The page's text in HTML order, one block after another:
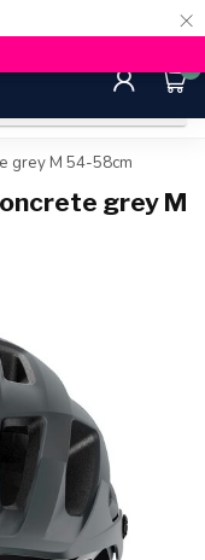
×
Gratis
0
grey M 54-58cm
grey M